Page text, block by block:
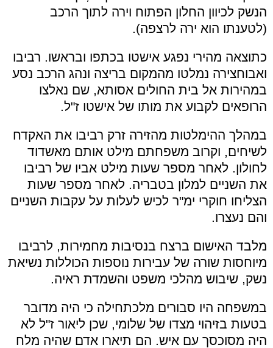
הנשק לכיוון החלון הפתוח וירה לתוך הרכב
(לטענתו הוא ירה לרצפה).
כתוצאה מהירי נפגע אישטו בכתפו ובראשו. רביבו
ואבוחצירה נמלטו מהמקום בריצה ונהג הרכב נסע
במהירות אל בית החולים אסותא, שם נאלצו
הרופאים לקבוע את מותו של אישטו ז"ל.
במהלך ההימלטות מהזירה זרק רביבו את האקדח
לשיחים, וקרוב משפחתם מילט אותם מאשדוד
לחולון. לאחר מספר שעות מילט אביו של רביבו
את השניים למלון בטבריה. לאחר מספר שעות
הצליחו חוקרי ימ"ר לכיש לעלות על עקבות השניים
והם נעצרו.
מלבד האישום ברצח בנסיבות מחמירות, לרביבו
מיוחסות שורה של עבירות נוספות הכוללות נשיאת
נשק, שיבוש מהלכי משפט והשמדת ראיה.
במשפחה היו סבורים מלכתחילה כי היה מדובר
בטעות בזיהוי מצדו של שלומי, שכן ליאור ז"ל לא
היה מסוכסך עם איש. הם תיארו אדם שהיה מלח